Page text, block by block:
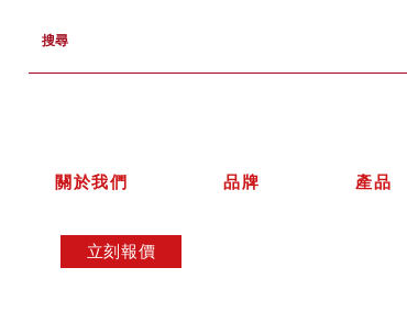
關於我們 品牌 產品
立刻報價